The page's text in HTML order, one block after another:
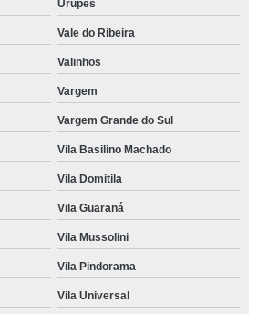
Urupês
Vale do Ribeira
Valinhos
Vargem
Vargem Grande do Sul
Vila Basilino Machado
Vila Domitila
Vila Guaraná
Vila Mussolini
Vila Pindorama
Vila Universal